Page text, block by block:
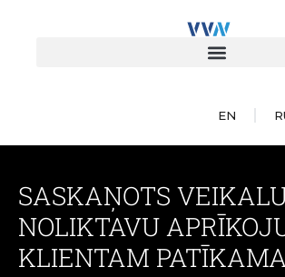
EN
SASKAŅOTS
NOLIKTAVU
KLIENTAM